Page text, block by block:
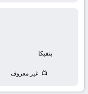
بنفيكا
غير معروف